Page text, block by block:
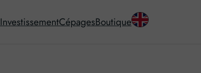
InvestissementCépagesBoutique